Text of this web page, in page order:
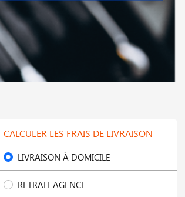
CALCULER LES FRAIS DE LIVRAISON
LIVRAISON À DOMICILE
RETRAIT AGENCE